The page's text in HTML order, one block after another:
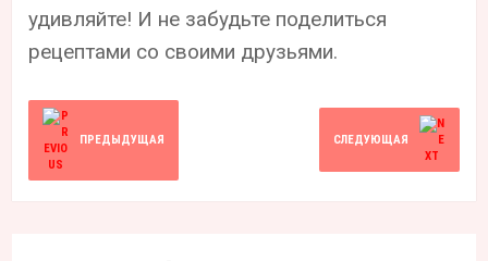
удивляйте! И не забудьте поделиться
рецептами со своими друзьями.
ПРЕДЫДУЩАЯ СЛЕДУЮЩАЯ